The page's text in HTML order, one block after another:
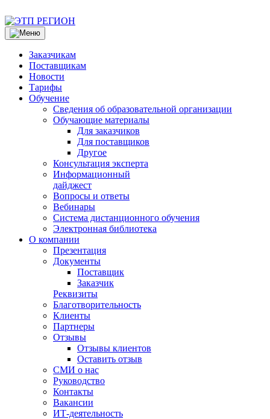
Заказчикам
Поставщикам
Новости
Тарифы
Обучение
Сведения об образовательной организации
Обучающие материалы
Для заказчиков
Для поставщиков
Другое
Консультация эксперта
Информационный
дайджест
Вопросы и ответы
Вебинары
Система дистанционного обучения
Электронная библиотека
О компании
Презентация
Документы
Поставщик
Заказчик
Реквизиты
Благотворительность
Клиенты
Партнеры
Отзывы
Отзывы клиентов
Оставить отзыв
СМИ о нас
Руководство
Контакты
Вакансии
ИТ-деятельность